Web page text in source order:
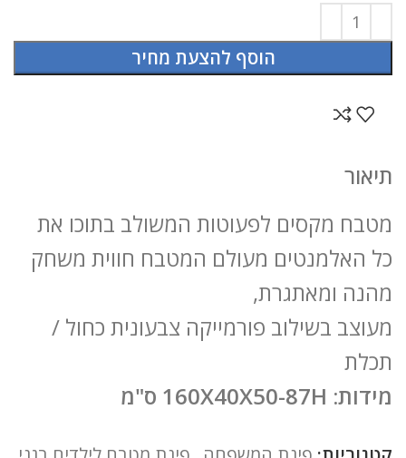
הוסף להצעת מחיר
תיאור
מטבח מקסים לפעוטות המשולב בתוכו את
כל האלמנטים מעולם המטבח חווית משחק
מהנה ומאתגרת,
מעוצב בשילוב פורמייקה צבעונית כחול /
תכלת
מידות: 160X40X50-87H ס"מ